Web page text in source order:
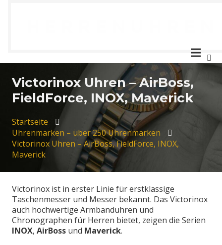
Victorinox Uhren – AirBoss,
FieldForce, INOX, Maverick
Startseite
Uhrenmarken – über 250 Uhrenmarken
Victorinox Uhren – AirBoss, FieldForce, INOX,
Maverick
Victorinox ist in erster Linie für erstklassige
Taschenmesser und Messer bekannt. Das Victorinox
auch hochwertige Armbanduhren und
Chronographen für Herren bietet, zeigen die Serien
INOX, AirBoss und Maverick.